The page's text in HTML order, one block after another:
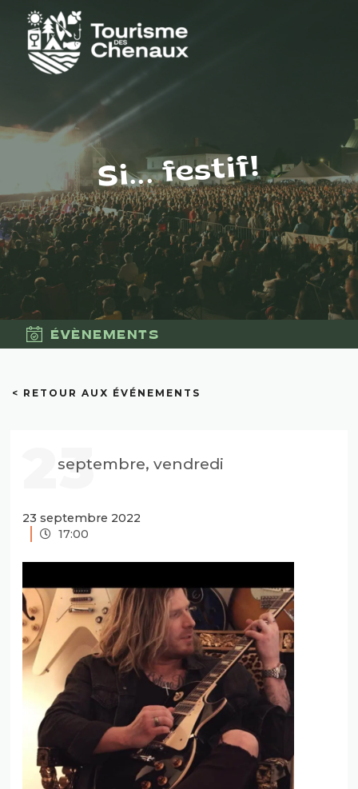
Si... festif!
ÉVÈNEMENTS
< RETOUR AUX ÉVÉNEMENTS
23
septembre, vendredi
23 septembre 2022
17:00